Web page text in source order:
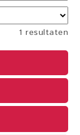
1 resultaten